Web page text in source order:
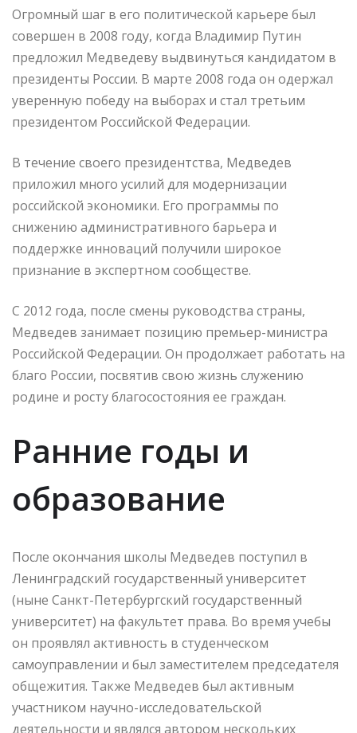
Огромный шаг в его политической карьере был
совершен в 2008 году, когда Владимир Путин
предложил Медведеву выдвинуться кандидатом в
президенты России. В марте 2008 года он одержал
уверенную победу на выборах и стал третьим
президентом Российской Федерации.
В течение своего президентства, Медведев
приложил много усилий для модернизации
российской экономики. Его программы по
снижению административного барьера и
поддержке инноваций получили широкое
признание в экспертном сообществе.
С 2012 года, после смены руководства страны,
Медведев занимает позицию премьер-министра
Российской Федерации. Он продолжает работать на
благо России, посвятив свою жизнь служению
родине и росту благосостояния ее граждан.
Ранние годы и
образование
После окончания школы Медведев поступил в
Ленинградский государственный университет
(ныне Санкт-Петербургский государственный
университет) на факультет права. Во время учебы
он проявлял активность в студенческом
самоуправлении и был заместителем председателя
общежития. Также Медведев был активным
участником научно-исследовательской
деятельности и являлся автором нескольких